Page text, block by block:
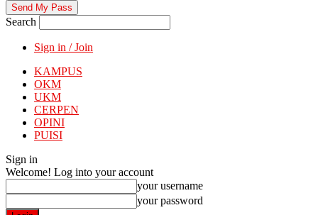
Search
Sign in / Join
KAMPUS
OKM
UKM
CERPEN
OPINI
PUISI
Sign in
Welcome! Log into your account
your username
your password